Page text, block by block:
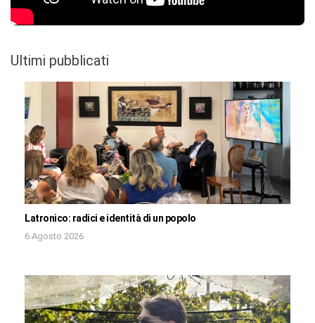
Ultimi pubblicati
Latronico: radici e identità di un popolo
6 Agosto 2026